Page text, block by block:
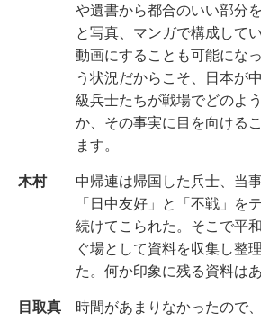
や遺書から都合のいい部分
と写真、マンガで構成して
動画にすることも可能にな
う状況だからこそ、日本が
級兵士たちが戦場でどのよ
か、その事実に目を向ける
ます。
木村
中帰連は帰国した兵士、当
「日中友好」と「不戦」を
続けてこられた。そこで平
ぐ場として資料を収集し整
た。何か印象に残る資料は
目取真
時間があまりなかったので